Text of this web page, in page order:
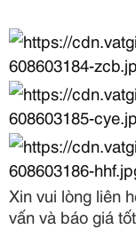
Xin vui lòng liên
vấn và báo giá